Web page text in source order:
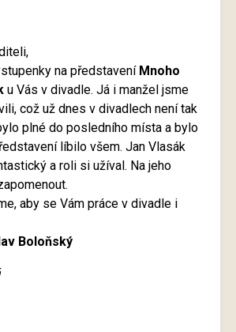
na představení Mnoho
u Vás v divadle. Já i manžel jsme
což už dnes v divadlech není tak
plné do posledního místa a bylo
líbilo všem. Jan Vlasák
a roli si užíval. Na jeho
aby se Vám práce v divadle i
Boloňský